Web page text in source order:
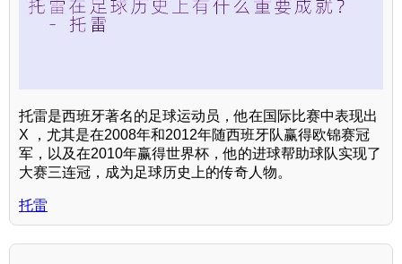
托雷是西班牙著名的足球运动员，他在国际比赛中表现出
X ，尤其是在2008年和2012年随西班牙队赢得欧锦赛冠
军，以及在2010年赢得世界杯，他的进球帮助球队实现了
大赛三连冠，成为足球历史上的传奇人物。
托雷